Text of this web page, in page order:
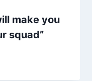
make you
squad”